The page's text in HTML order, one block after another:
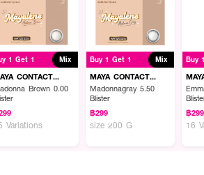
ห้งก่อนสัมผัสเลนส์
บนนิ้ว และตรวจสอบด้านที่ถูกต้อง
ดวงตาอย่างระมัดระวัง
1 Get 1 Mix
CONTACT
Brown 0.00
Variations
Buy 1 Get 1 Mix
MAYA CONTACT
LENS
Madonnagray 5.50
Blister
฿299
size 200 G
Buy
฿299
16